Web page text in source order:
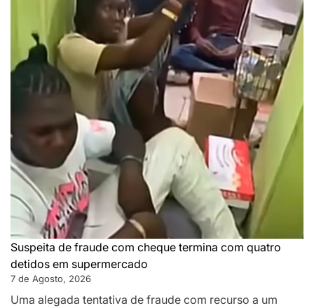
Suspeita de fraude com cheque termina com quatro
detidos em supermercado
7 de Agosto, 2026
Uma alegada tentativa de fraude com recurso a um